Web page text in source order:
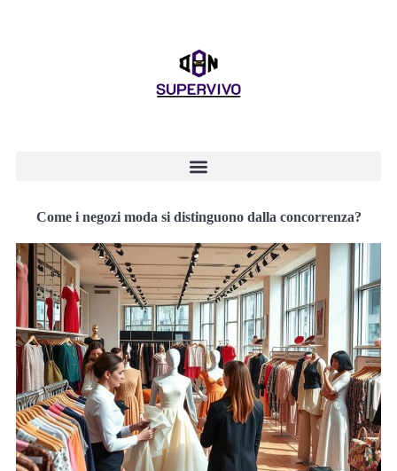
Come i negozi moda si distinguono dalla concorrenza?